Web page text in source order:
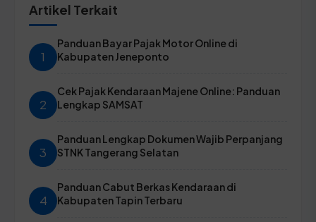
Artikel Terkait
1
Panduan Bayar Pajak Motor Online di
Kabupaten Jeneponto
2
Cek Pajak Kendaraan Majene Online: Panduan
Lengkap SAMSAT
3
Panduan Lengkap Dokumen Wajib Perpanjang
STNK Tangerang Selatan
4
Panduan Cabut Berkas Kendaraan di
Kabupaten Tapin Terbaru